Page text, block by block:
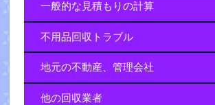
一般的な見積もりの計算
不用品回収トラブル
地元の不動産、管理会社
他の回収業者